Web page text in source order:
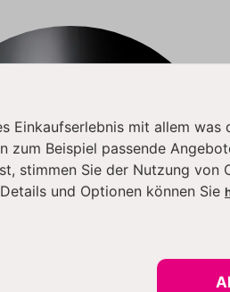
Einkaufserlebnis mit allem was
zum Beispiel passende
stimmen Sie der Nutzung von
und Optionen können Sie